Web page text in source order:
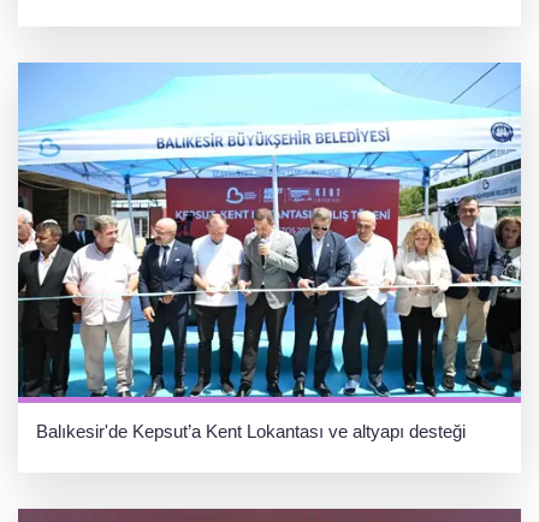
Balıkesir'de Kepsut’a Kent Lokantası ve altyapı desteği